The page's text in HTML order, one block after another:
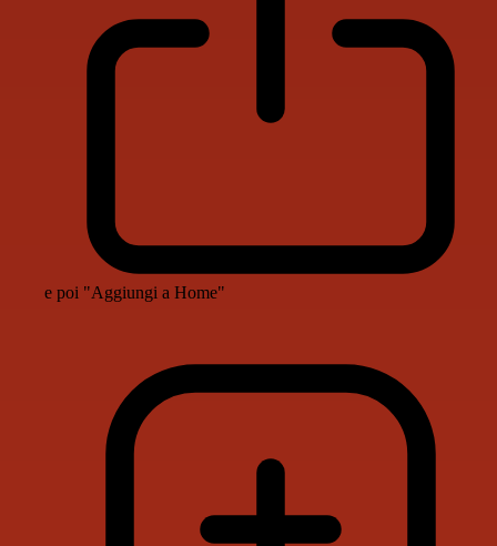
e poi "Aggiungi a Home"